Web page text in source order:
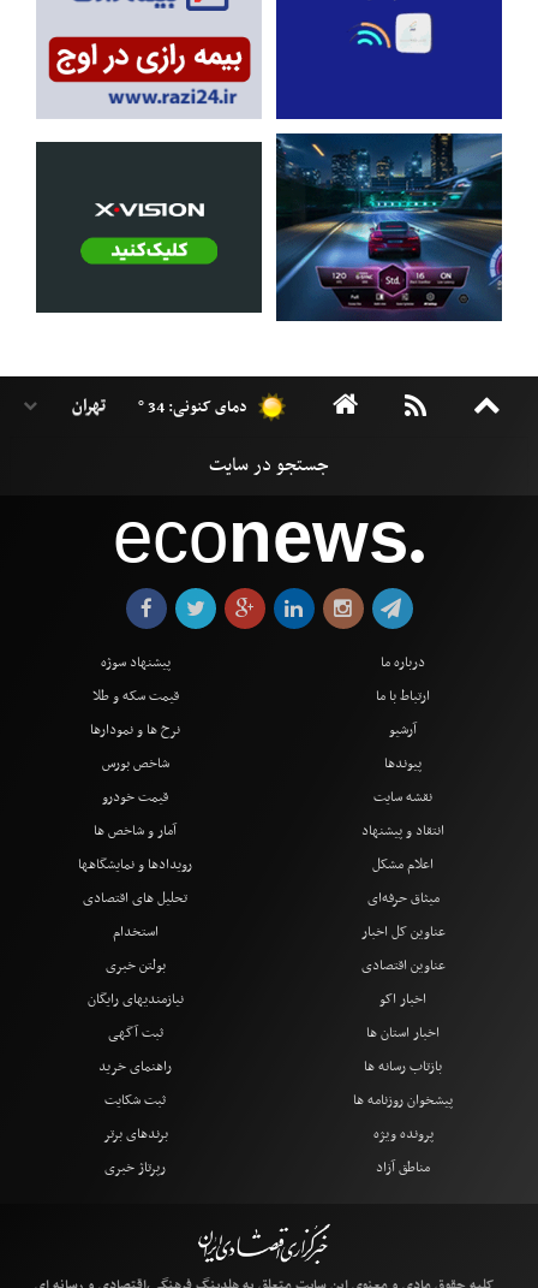
دمای کنونی: 34 °
econews●
درباره ما
ارتباط با ما
آرشیو
پیوندها
نقشه سایت
انتقاد و پیشنهاد
اعلام مشکل
میثاق حرفه‌ای
پیشنهاد سوژه
قیمت سکه و طلا
نرخ ها و نمودارها
شاخص بورس
قیمت خودرو
آمار و شاخص ها
رویدادها و نمایشگاهها
تحلیل های اقتصادی
عناوین کل اخبار
عناوین اقتصادی
اخبار اکو
اخبار استان ها
بازتاب رسانه ها
پیشخوان روزنامه ها
پرونده ویژه
مناطق آزاد
استخدام
بولتن خبری
نیازمندیهای رایگان
ثبت آگهی
راهنمای خرید
ثبت شکایت
برندهای برتر
رپرتاژ خبری